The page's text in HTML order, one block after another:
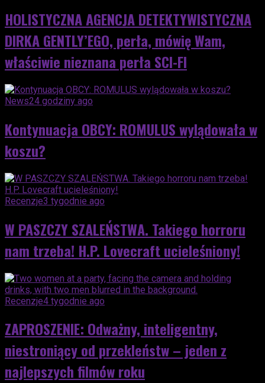
HOLISTYCZNA AGENCJA DETEKTYWISTYCZNA
DIRKA GENTLY’EGO, perła, mówię Wam,
właściwie nieznana perła SCI-FI
News24 godziny ago
Kontynuacja OBCY: ROMULUS wylądowała w
koszu?
Recenzje3 tygodnie ago
W PASZCZY SZALEŃSTWA. Takiego horroru
nam trzeba! H.P. Lovecraft ucieleśniony!
Recenzje4 tygodnie ago
ZAPROSZENIE: Odważny, inteligentny,
niestroniący od przekleństw – jeden z
najlepszych filmów roku